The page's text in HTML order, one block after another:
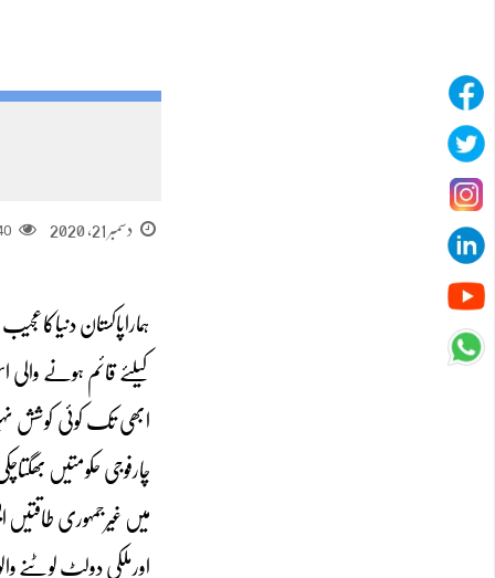
دسمبر 21, 2020
ہماراپاکستان
کیلئے قائم ہونے
ابھی تک کوئی کوشش
چارفوجی حکومتیں
میں غیرجمہوری
اورملکی دولٹ لوٹنے